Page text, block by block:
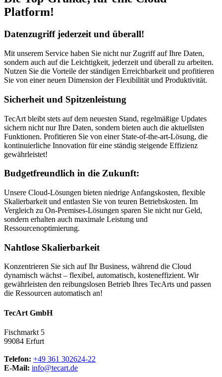
Platform!
Datenzugriff jederzeit und überall!
Mit unserem Service haben Sie nicht nur Zugriff auf Ihre Daten,
sondern auch auf die Leichtigkeit, jederzeit und überall zu arbeiten.
Nutzen Sie die Vorteile der ständigen Erreichbarkeit und profitieren
Sie von einer neuen Dimension der Flexibilität und Produktivität.
Sicherheit und Spitzenleistung
TecArt bleibt stets auf dem neuesten Stand, regelmäßige Updates
sichern nicht nur Ihre Daten, sondern bieten auch die aktuellsten
Funktionen. Profitieren Sie von einer State-of-the-art-Lösung, die
kontinuierliche Innovation für eine ständig steigende Effizienz
gewährleistet!
Budgetfreundlich in die Zukunft:
Unsere Cloud-Lösungen bieten niedrige Anfangskosten, flexible
Skalierbarkeit und entlasten Sie von teuren Betriebskosten. Im
Vergleich zu On-Premises-Lösungen sparen Sie nicht nur Geld,
sondern erhalten auch maximale Leistung und
Ressourcenoptimierung.
Nahtlose Skalierbarkeit
Konzentrieren Sie sich auf Ihr Business, während die Cloud
dynamisch wächst – flexibel, automatisch, kosteneffizient. Wir
gewährleisten den reibungslosen Betrieb Ihres TecArts und passen
die Ressourcen automatisch an!
TecArt GmbH
Fischmarkt 5
99084 Erfurt
Telefon: +49 361 302624-22
E-Mail: info@tecart.de